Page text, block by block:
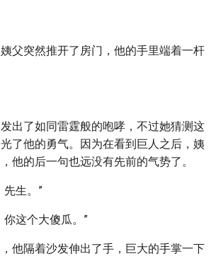
父突然推开了房门，他的手里端着一杆
出了如同雷霆般的咆哮，不过她猜测这
了他的勇气。因为在看到巨人之后，姨
他的后一句也远没有先前的气势了。
先生。”
你这个大傻瓜。”
他隔着沙发伸出了手，巨大的手掌一下